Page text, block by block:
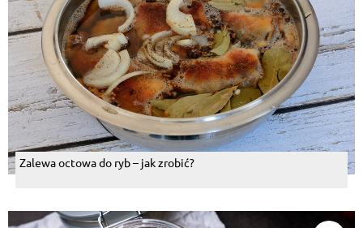
Zalewa octowa do ryb – jak zrobić?